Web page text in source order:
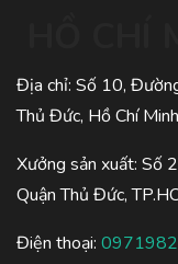
Địa chỉ: Số 10,
Thủ Đức, Hồ Chí Minh
Xưởng sản xuất: Số
Quận Thủ Đức,
Điện thoại: